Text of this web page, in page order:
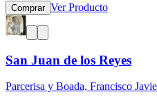
Comprar Ver Producto
San Juan de los Reyes
Parcerisa y Boada, Francisco